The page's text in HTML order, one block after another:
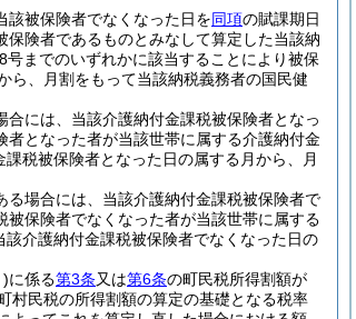
該被保険者でなくなった日を同項の賦課期日
険者であるものとみなして算定した当該納
までのいずれかに該当することにより被保
ら、月割をもって当該納税義務者の国民健
には、当該介護納付金課税被保険者となっ
となった者が当該世帯に属する介護納付金
税被保険者となった日の属する月から、月
場合には、当該介護納付金課税被保険者で
被保険者でなくなった者が当該世帯に属する
介護納付金課税被保険者でなくなった日の
)に係る第3条又は第6条の町民税所得割額が
村民税の所得割額の算定の基礎となる税率